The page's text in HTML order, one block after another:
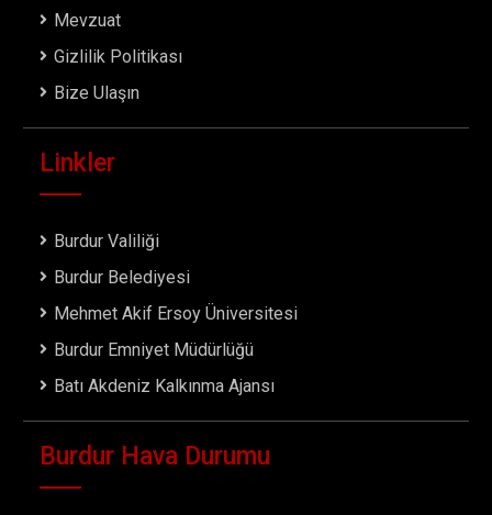
Mevzuat
Gizlilik Politikası
Bize Ulaşın
Linkler
Burdur Valiliği
Burdur Belediyesi
Mehmet Akif Ersoy Üniversitesi
Burdur Emniyet Müdürlüğü
Batı Akdeniz Kalkınma Ajansı
Burdur Hava Durumu